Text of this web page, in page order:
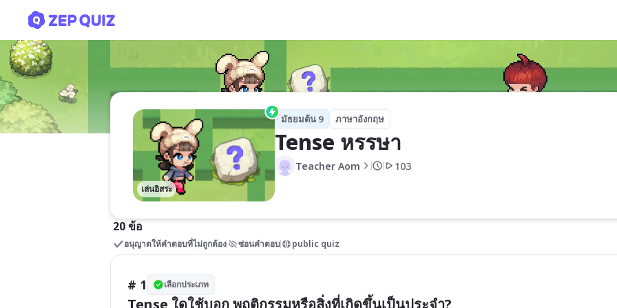
เล่นอิสระ
มัธยมต้น 9 ภาษาอังกฤษ
Tense หรรษา
Teacher Aom 103
20 ข้อ
อนุญาตให้คำตอบที่ไม่ถูกต้อง ซ่อนคำตอบ public quiz
# 1 เลือกประเภท